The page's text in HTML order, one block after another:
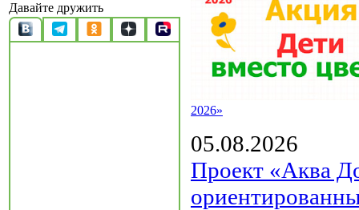
Давайте дружить
2026»
05.08.2026
Проект «Аква